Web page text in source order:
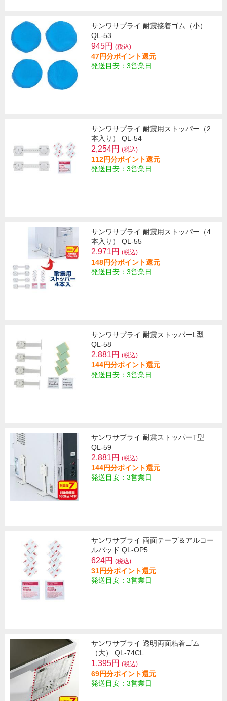
サンワサプライ 耐震接着ゴム（小）
QL-53
945円 (税込)
47円分ポイント還元
発送目安：3営業日
サンワサプライ 耐震用ストッパー（2
本入り） QL-54
2,254円 (税込)
112円分ポイント還元
発送目安：3営業日
サンワサプライ 耐震用ストッパー（4
本入り） QL-55
2,971円 (税込)
148円分ポイント還元
発送目安：3営業日
サンワサプライ 耐震ストッパーL型
QL-58
2,881円 (税込)
144円分ポイント還元
発送目安：3営業日
サンワサプライ 耐震ストッパーT型
QL-59
2,881円 (税込)
144円分ポイント還元
発送目安：3営業日
サンワサプライ 両面テープ＆アルコー
ルパッド QL-OP5
624円 (税込)
31円分ポイント還元
発送目安：3営業日
サンワサプライ 透明両面粘着ゴム
（大） QL-74CL
1,395円 (税込)
69円分ポイント還元
発送目安：3営業日